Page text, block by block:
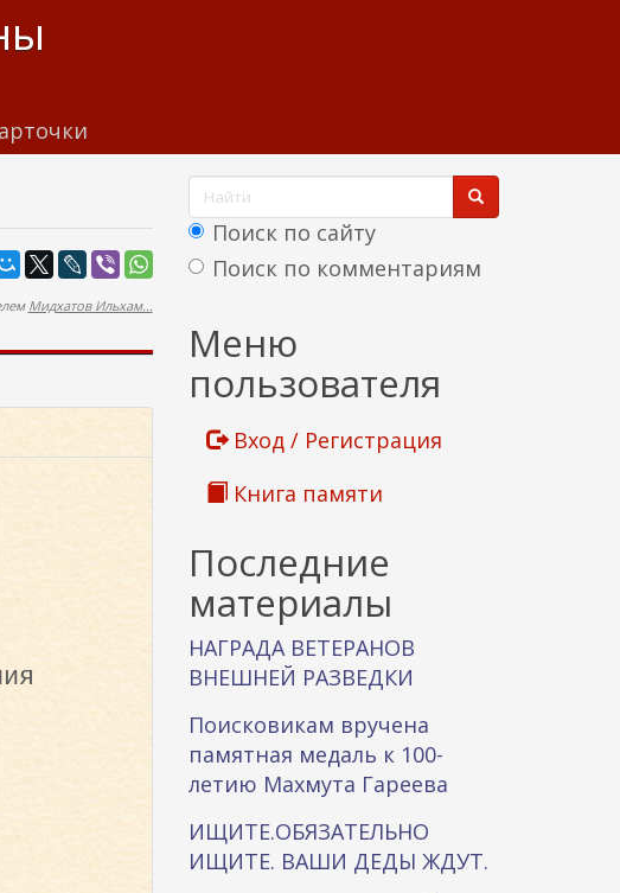
Мидхатов Ильхам...
Ф
о
р
а
п
о
и
к
а
Поиск по сайту
Поиск по комментариям
Меню
пользователя
Вход / Регистрация
Книга памяти
Последние
материалы
НАГРАДА ВЕТЕРАНОВ
ВНЕШНЕЙ РАЗВЕДКИ
Поисковикам вручена
памятная медаль к 100-
летию Махмута Гареева
ИЩИТЕ.ОБЯЗАТЕЛЬНО
ИЩИТЕ. ВАШИ ДЕДЫ ЖДУТ.